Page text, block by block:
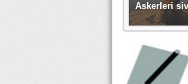
Askerleri